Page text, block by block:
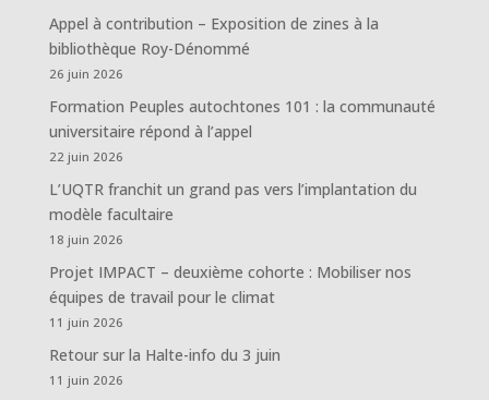
Appel à contribution – Exposition de zines à la
bibliothèque Roy-Dénommé
26 juin 2026
Formation Peuples autochtones 101 : la communauté
universitaire répond à l’appel
22 juin 2026
L’UQTR franchit un grand pas vers l’implantation du
modèle facultaire
18 juin 2026
Projet IMPACT – deuxième cohorte : Mobiliser nos
équipes de travail pour le climat
11 juin 2026
Retour sur la Halte-info du 3 juin
11 juin 2026